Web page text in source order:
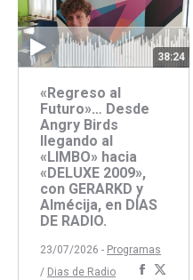
38:24
«Regreso al
Futuro»… Desde
Angry Birds
llegando al
«LIMBO» hacia
«DELUXE 2009»,
con GERARKD y
Almécija, en DÍAS
DE RADIO.
23/07/2026 - Programas
/ Dias de Radio